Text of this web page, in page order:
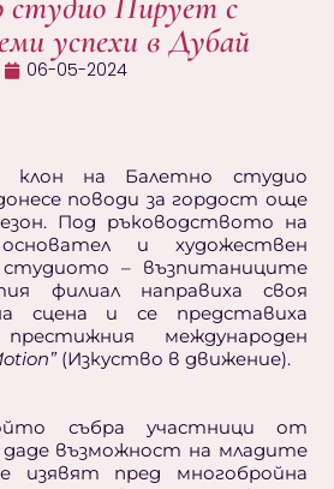
успехи в Дубай
06-05-2024
клон на Балетно студио
поводи за гордост още
Под ръководството на
и художествен
– възпитаниците
филиал направиха своя
сцена и се представиха
международен
(Изкуство в движение).
събра участници от
даде възможност на младите
изявят пред многобройна